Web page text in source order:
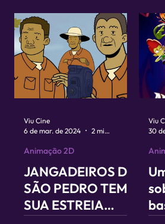
JANGADEIROS DE
SÃO PEDRO TEM
SUA ESTREIA
Animação 2D
Viu Cine
6 de mar. de 2024
2 min de leitura
Viu
30